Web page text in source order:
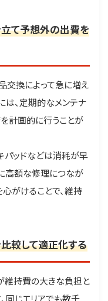
て予想外の出費を
交換によって急に増え
は、定期的なメンテナ
計画的に行うことが
パッドなどは消耗が早
高額な修理につなが
がけることで、維持
較して適正化する
維持費の大きな負担と
同じエリアでも数千